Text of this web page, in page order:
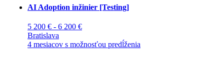
AI Adoption inžinier [Testing]
5 200 € - 6 200 €
Bratislava
4 mesiacov s možnosťou predĺženia